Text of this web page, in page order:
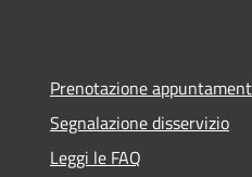
Prenotazione
Segnalazione disservizio
Leggi le FAQ